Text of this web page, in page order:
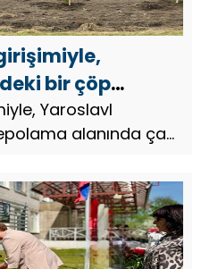
bir çöp
çam ormanı
Yaroslavl
alanında çam